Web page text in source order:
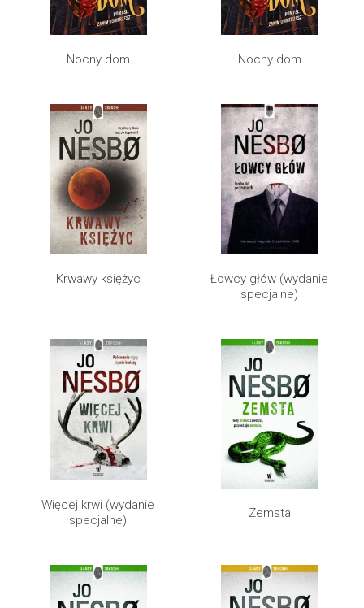
Nocny dom Nocny dom
Krwawy księżyc
Łowcy głów (wydanie
specjalne)
Więcej krwi (wydanie
specjalne)
Zemsta